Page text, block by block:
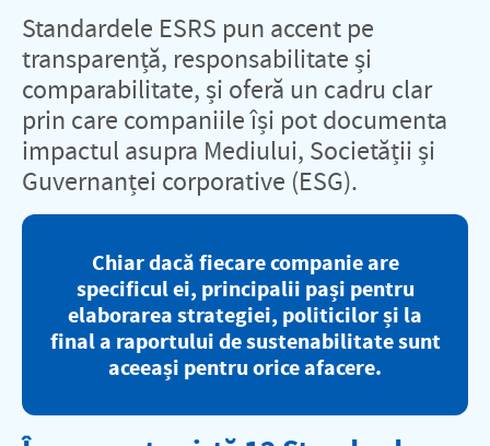
Standardele ESRS pun accent pe
transparență, responsabilitate și
comparabilitate, și oferă un cadru clar
prin care companiile își pot documenta
impactul asupra Mediului, Societății și
Guvernanței corporative (ESG).
Chiar dacă fiecare companie are
specificul ei, principalii pași pentru
elaborarea strategiei, politicilor și la
final a raportului de sustenabilitate sunt
aceeași pentru orice afacere.